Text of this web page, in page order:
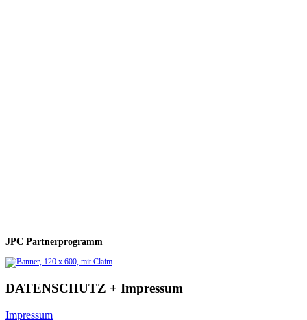
JPC Partnerprogramm
DATENSCHUTZ + Impressum
Impressum